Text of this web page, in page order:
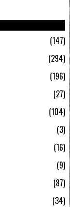
147
294
196
27
104
3
16
9
87
34